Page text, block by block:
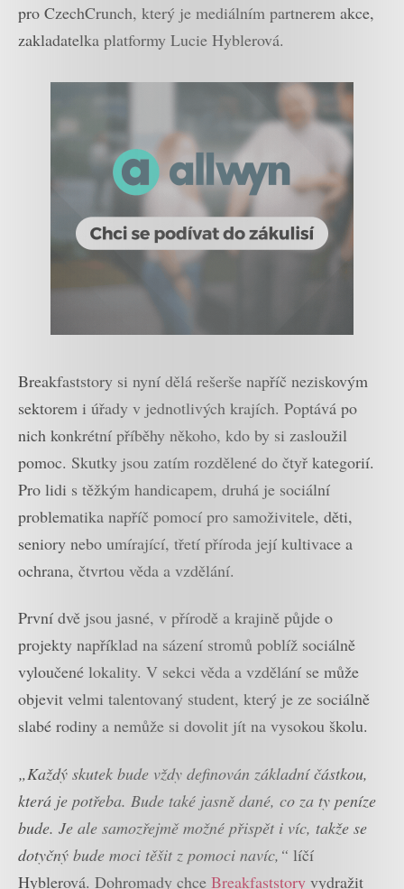
pro CzechCrunch, který je mediálním partnerem akce,
zakladatelka platformy Lucie Hyblerová.
Breakfaststory si nyní dělá rešerše napříč neziskovým
sektorem i úřady v jednotlivých krajích. Poptává po
nich konkrétní příběhy někoho, kdo by si zasloužil
pomoc. Skutky jsou zatím rozdělené do čtyř kategorií.
Pro lidi s těžkým handicapem, druhá je sociální
problematika napříč pomocí pro samoživitele, děti,
seniory nebo umírající, třetí příroda její kultivace a
ochrana, čtvrtou věda a vzdělání.
První dvě jsou jasné, v přírodě a krajině půjde o
projekty například na sázení stromů poblíž sociálně
vyloučené lokality. V sekci věda a vzdělání se může
objevit velmi talentovaný student, který je ze sociálně
slabé rodiny a nemůže si dovolit jít na vysokou školu.
„Každý skutek bude vždy definován základní částkou,
která je potřeba. Bude také jasně dané, co za ty peníze
bude. Je ale samozřejmě možné přispět i víc, takže se
dotyčný bude moci těšit z pomoci navíc,“ líčí
Hyblerová. Dohromady chce Breakfaststory vydražit